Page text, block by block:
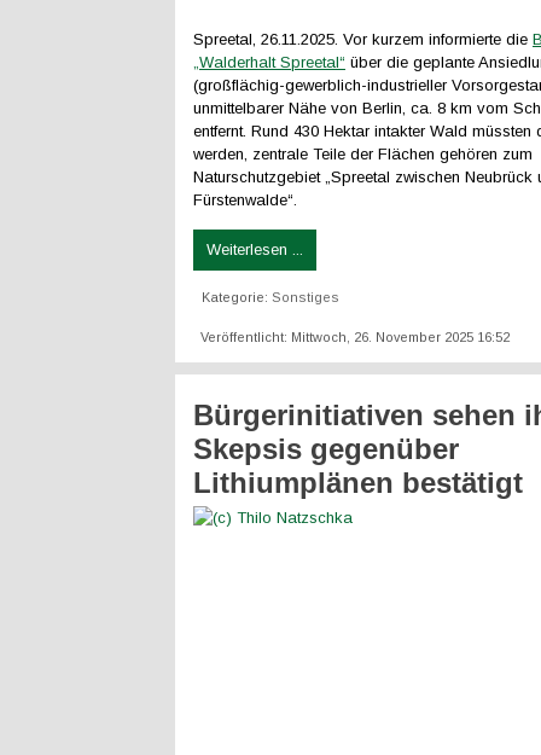
Spreetal, 26.11.2025. Vor kurzem informierte die
„Walderhalt Spreetal“ über die geplante
(großflächig-gewerblich-industrieller
unmittelbarer Nähe von Berlin, ca. 8 km vom
entfernt. Rund 430 Hektar intakter Wald müssten
werden, zentrale Teile der Flächen gehören zum
Naturschutzgebiet „Spreetal zwischen Neubrück
Fürstenwalde“.
Weiterlesen ...
Kategorie: Sonstiges
Veröffentlicht: Mittwoch, 26. November 2025 16:52
Bürgerinitiativen sehen
Skepsis gegenüber
Lithiumplänen bestätigt